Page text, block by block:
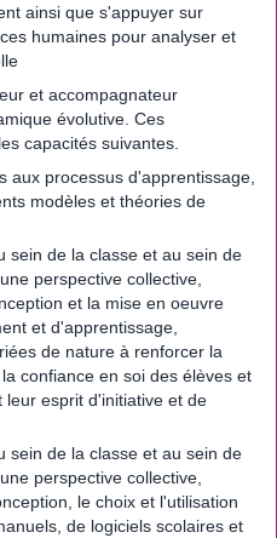
ainsi que s'appuyer sur
humaines pour analyser et
et accompagnateur
évolutive. Ces
capacités suivantes.
aux processus d'apprentissage,
modèles et théories de
sein de la classe et au sein de
perspective collective,
et la mise en oeuvre
et d'apprentissage,
de nature à renforcer la
confiance en soi des élèves et
esprit d'initiative et de
sein de la classe et au sein de
perspective collective,
le choix et l'utilisation
de logiciels scolaires et